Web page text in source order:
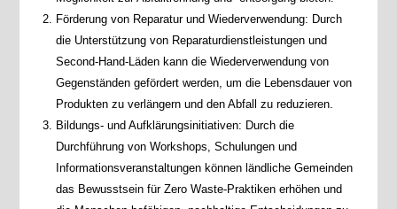
Förderung von Reparatur und Wiederverwendung: Durch
die Unterstützung von Reparaturdienstleistungen und
Second-Hand-Läden kann die Wiederverwendung von
Gegenständen gefördert werden, um die Lebensdauer von
Produkten zu verlängern und den Abfall zu reduzieren.
Bildungs- und Aufklärungsinitiativen: Durch die
Durchführung von Workshops, Schulungen und
Informationsveranstaltungen können ländliche Gemeinden
das Bewusstsein für Zero Waste-Praktiken erhöhen und